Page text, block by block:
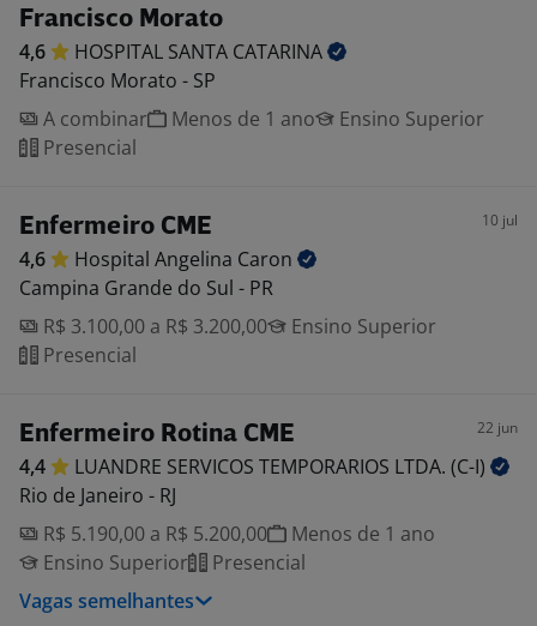
Francisco Morato
4,6 HOSPITAL SANTA CATARINA
Francisco Morato - SP
A combinar
Menos de 1 ano
Ensino Superior
Presencial
Enfermeiro CME 10 jul
4,6 Hospital Angelina Caron
Campina Grande do Sul - PR
R$ 3.100,00 a R$ 3.200,00
Ensino Superior
Presencial
Enfermeiro Rotina CME 22 jun
4,4 LUANDRE SERVICOS TEMPORARIOS LTDA. (C-I)
Rio de Janeiro - RJ
R$ 5.190,00 a R$ 5.200,00
Menos de 1 ano
Ensino Superior
Presencial
Vagas semelhantes